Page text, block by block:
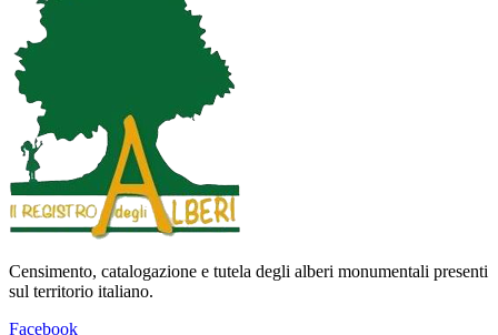
Censimento, catalogazione e tutela degli alberi monumentali presenti
sul territorio italiano.
Facebook